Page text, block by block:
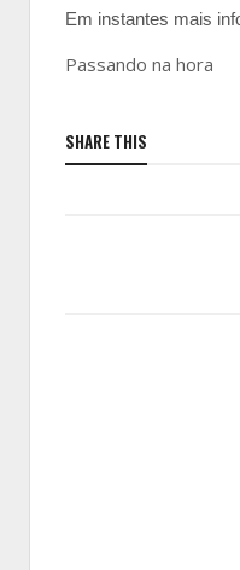
Em instantes mais
Passando na hora
SHARE THIS